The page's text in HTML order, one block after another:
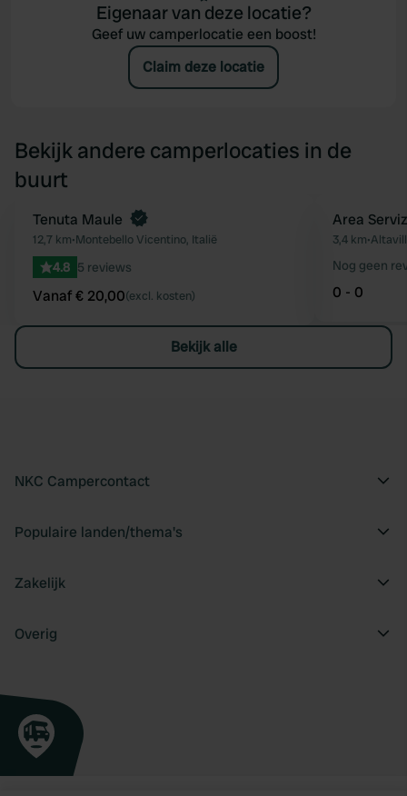
Eigenaar van deze locatie?
Geef uw camperlocatie een boost!
Claim deze locatie
Bekijk andere camperlocaties in de
buurt
Favoriet
Boek direct
Tenuta Maule
12,7 km•Montebello Vicentino, Italië
4.8 5 reviews
Vanaf € 20,00(excl. kosten)
Area
3,4 km•
Nog geen
0 - 0
Bekijk alle
NKC Campercontact
Populaire landen/thema's
Zakelijk
Overig